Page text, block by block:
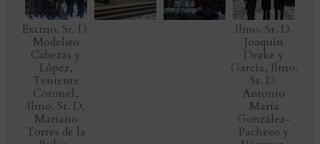
Excmo. Sr. D.
Modelsto
Cabezas y
López,
Teniente
Coronel,
Ilmo. Sr. D.
Mariano
Torres de la
Ilmo. Sr. D.
Joaquín
Drake y
García, Ilmo.
Sr. D.
Antonio
María
González-
Pacheco y